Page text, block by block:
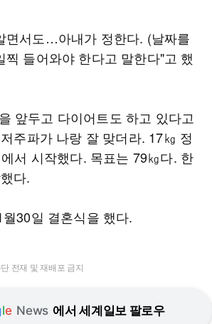
면서도…아내가 정한다. (날짜를
찍 들어와야 한다고 말한다"고 했
앞두고 다이어트도 하고 있다고
주파가 나랑 잘 맞더라. 17㎏ 정
서 시작했다. 목표는 79㎏다. 한
다.
30일 결혼식을 했다.
전재 및 재배포 금지
le News 에서 세계일보 팔로우